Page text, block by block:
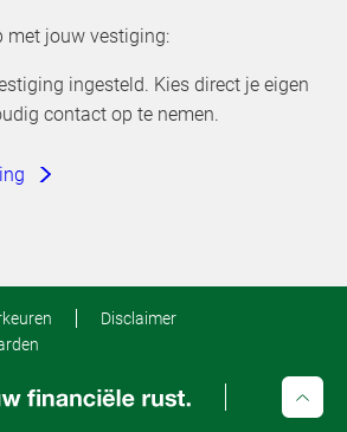
met jouw vestiging:
ingesteld. Kies direct je eigen
contact op te nemen.
Disclaimer